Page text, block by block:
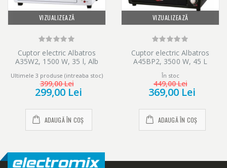
VIZUALIZEAZĂ
Cuptor electric Albatros
A35W2, 1500 W, 35 l, Alb
Ultimele 3 produse (intreaba stoc)
399,00 Lei
299,00 Lei
ADAUGĂ ÎN COȘ
VIZUALIZEAZĂ
Cuptor electric Albatros
A45BP2, 3500 W, 45 L
În stoc
449,00 Lei
369,00 Lei
ADAUGĂ ÎN COȘ